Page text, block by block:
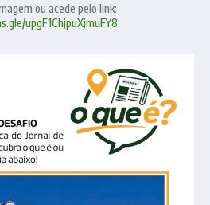
ou acede pelo link:
upgF1ChjpuXjmuFY8